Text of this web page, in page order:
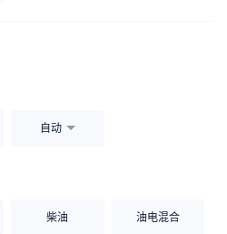
自动
柴油 油电混合